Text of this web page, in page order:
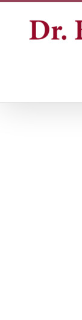
Zum
springen